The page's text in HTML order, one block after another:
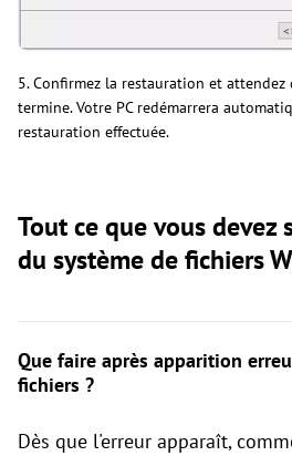
5. Confirmez la restauration et attendez
termine. Votre PC redémarrera
restauration effectuée.
Tout ce que vous devez
du système de fichiers
Que faire après apparition
fichiers ?
Dès que l'erreur apparaît,